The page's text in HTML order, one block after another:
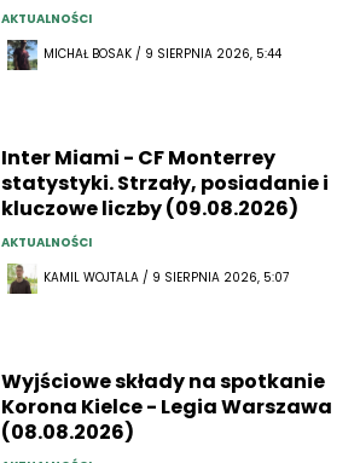
AKTUALNOŚCI
MICHAŁ BOSAK / 9 SIERPNIA 2026, 5:44
Inter Miami - CF Monterrey
statystyki. Strzały, posiadanie i
kluczowe liczby (09.08.2026)
AKTUALNOŚCI
KAMIL WOJTALA / 9 SIERPNIA 2026, 5:07
Wyjściowe składy na spotkanie
Korona Kielce - Legia Warszawa
(08.08.2026)